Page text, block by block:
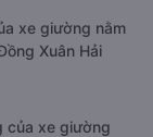
xe giường nằm
Xuân Hải
của xe giường